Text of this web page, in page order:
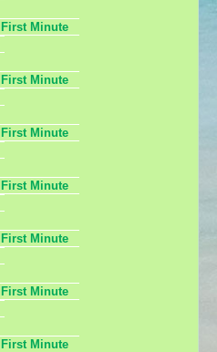
First Minute
First Minute
First Minute
First Minute
First Minute
First Minute
First Minute